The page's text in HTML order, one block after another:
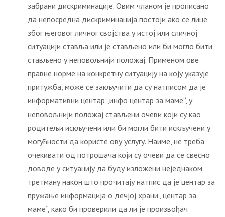
забрани дискриминације. Овим чланом је прописано
да непосредна дискриминација постоји ако се лице
због његовог личног својства у истој или сличној
ситуацији ставља или је стављено или би могло бити
стављено у неповољнији положај. Применом ове
правне норме на конкретну ситуацију на коју указује
притужба, може се закључити да су натписом да је
информативни центар „инфо центар за маме“, у
неповољнији положај стављени очеви који су као
родитељи искључени или би могли бити искључени у
могућности да користе ову услугу. Наиме, не треба
очекивати од потрошача који су очеви да се свесно
доводе у ситуацију да буду изложени неједнаком
третману након што прочитају натпис да је центар за
пружање информација о дечјој храни „центар за
маме“, како би проверили да ли је произвођач